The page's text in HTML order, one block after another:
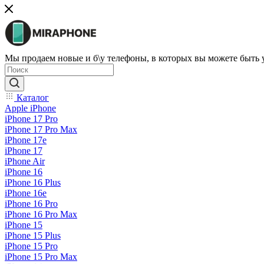
Мы продаем новые и б\у телефоны, в которых вы можете быть
Каталог
Apple iPhone
iPhone 17 Pro
iPhone 17 Pro Max
iPhone 17e
iPhone 17
iPhone Air
iPhone 16
iPhone 16 Plus
iPhone 16e
iPhone 16 Pro
iPhone 16 Pro Max
iPhone 15
iPhone 15 Plus
iPhone 15 Pro
iPhone 15 Pro Max